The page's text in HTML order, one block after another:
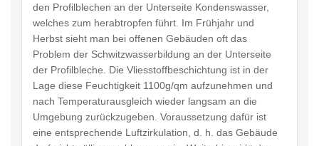
den Profilblechen an der Unterseite Kondenswasser,
welches zum herabtropfen führt. Im Frühjahr und
Herbst sieht man bei offenen Gebäuden oft das
Problem der Schwitzwasserbildung an der Unterseite
der Profilbleche. Die Vliesstoffbeschichtung ist in der
Lage diese Feuchtigkeit 1100g/qm aufzunehmen und
nach Temperaturausgleich wieder langsam an die
Umgebung zurückzugeben. Voraussetzung dafür ist
eine entsprechende Luftzirkulation, d. h. das Gebäude